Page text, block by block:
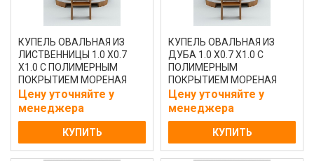
КУПЕЛЬ ОВАЛЬНАЯ ИЗ
ЛИСТВЕННИЦЫ 1.0 Х0.7
Х1.0 С ПОЛИМЕРНЫМ
ПОКРЫТИЕМ МОРЕНАЯ
Цену уточняйте у
менеджера
КУПИТЬ
КУПЕЛЬ ОВАЛЬНАЯ ИЗ
ДУБА 1.0 Х0.7 Х1.0 С
ПОЛИМЕРНЫМ
ПОКРЫТИЕМ МОРЕНАЯ
Цену уточняйте у
менеджера
КУПИТЬ